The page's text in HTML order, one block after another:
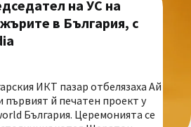
на УС на
в България, с
ИКТ пазар отбелязаха Ай
първият й печатен проект у
България. Церемонията се